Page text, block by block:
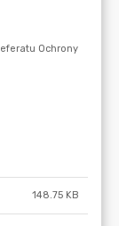
148.75 KB